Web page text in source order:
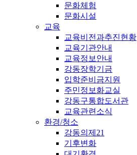
문화체험
문화시설
교육
교육비전과추진현황
교육기관안내
교육정보안내
강동장학기금
입학준비금지원
주민정보화교실
강동구통합도서관
교육관련소식
환경/청소
강동의제21
기후변화